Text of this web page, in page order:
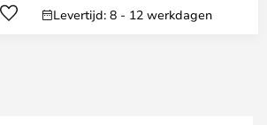
Levertijd: 8 - 12 werkdagen